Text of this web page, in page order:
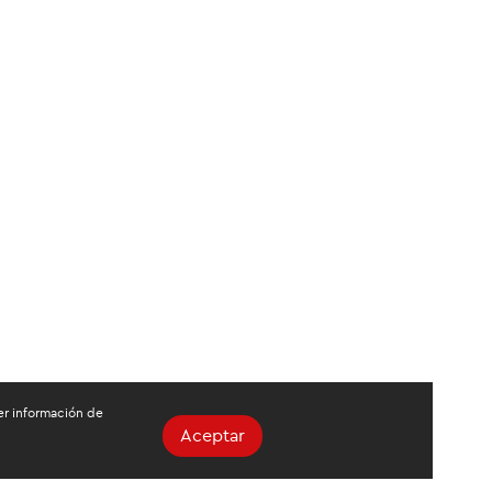
información de
Aceptar